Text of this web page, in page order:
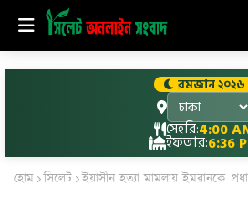
রমজান ২০২৬
সেহরি:4:00
ইফতার:6:36
হোম সিলেট ইয়াসীন হত্যা মামলায় ইমরানকে